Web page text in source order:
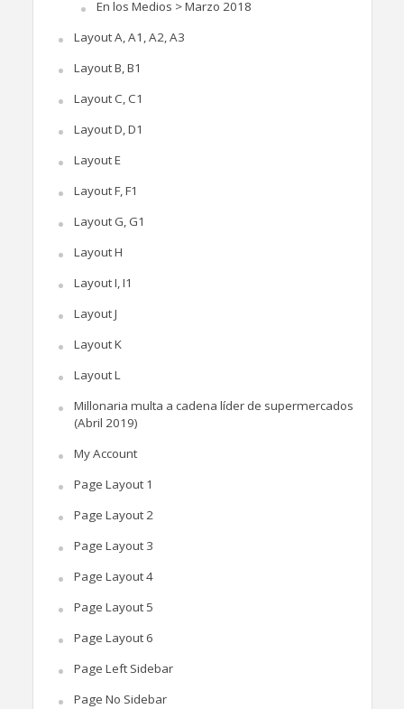
En los Medios > Marzo 2018
Layout A, A1, A2, A3
Layout B, B1
Layout C, C1
Layout D, D1
Layout E
Layout F, F1
Layout G, G1
Layout H
Layout I, I1
Layout J
Layout K
Layout L
Millonaria multa a cadena líder de supermercados
(Abril 2019)
My Account
Page Layout 1
Page Layout 2
Page Layout 3
Page Layout 4
Page Layout 5
Page Layout 6
Page Left Sidebar
Page No Sidebar